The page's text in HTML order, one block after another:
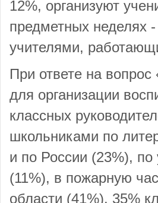
12%, организуют
предметных неделях -
учителями,
При ответе на
для организации
классных
школьниками по
и по России (23%),
(11%), в пожарную
области (41%). 35%